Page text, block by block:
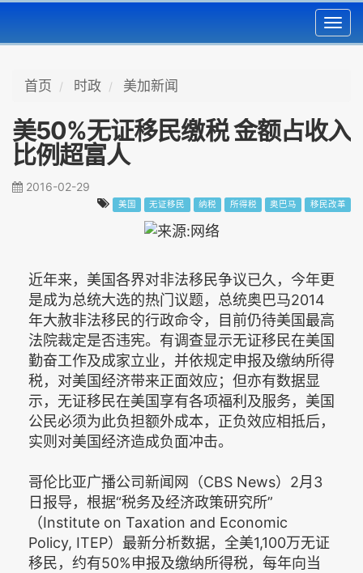
首页 时政 美加新闻
美50%无证移民缴税 金额占收入
比例超富人
2016-02-29
美国 无证移民 纳税 所得税 奥巴马 移民改革
近年来，美国各界对非法移民争议已久，今年更
是成为总统大选的热门议题，总统奥巴马2014
年大赦非法移民的行政命令，目前仍待美国最高
法院裁定是否违宪。有调查显示无证移民在美国
勤奋工作及成家立业，并依规定申报及缴纳所得
税，对美国经济带来正面效应；但亦有数据显
示，无证移民在美国享有各项福利及服务，美国
公民必须为此负担额外成本，正负效应相抵后，
实则对美国经济造成负面冲击。
哥伦比亚广播公司新闻网（CBS News）2月3
日报导，根据“税务及经济政策研究所”
（Institute on Taxation and Economic
Policy, ITEP）最新分析数据，全美1,100万无证
移民，约有50%申报及缴纳所得税，每年向当